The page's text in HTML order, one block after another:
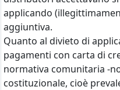
applicando
aggiuntiva.
Quanto al divieto di
pagamenti con carta di
normativa comunitaria -
costituzionale, cioè